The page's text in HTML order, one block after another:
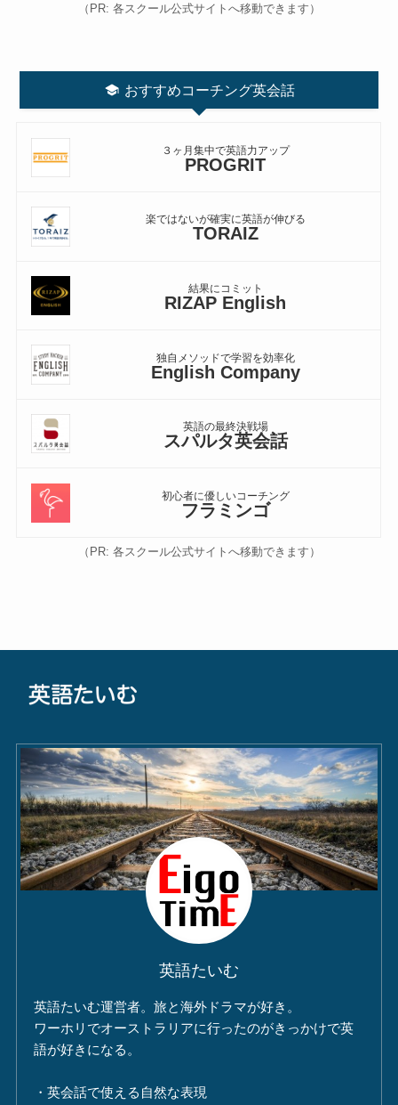
（PR: 各スクール公式サイトへ移動できます）
おすすめコーチング英会話
３ヶ月集中で英語力アップ
PROGRIT
楽ではないが確実に英語が伸びる
TORAIZ
結果にコミット
RIZAP English
独自メソッドで学習を効率化
English Company
英語の最終決戦場
スパルタ英会話
初心者に優しいコーチング
フラミンゴ
（PR: 各スクール公式サイトへ移動できます）
英語たいむ
英語たいむ運営者。旅と海外ドラマが好き。
ワーホリでオーストラリアに行ったのがきっかけで英
語が好きになる。
・英会話で使える自然な表現